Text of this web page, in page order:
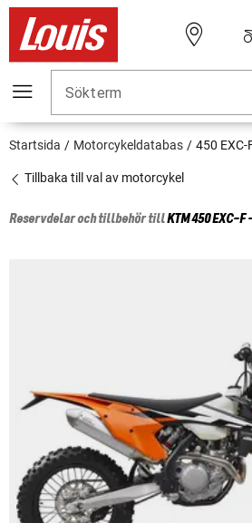
Sökterm
Startsida Motorcykeldatabas 450 EXC-
Tillbaka till val av motorcykel
Reservdelar och tillbehör tillKTM450 EXC-F